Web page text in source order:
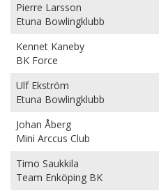
Pierre Larsson
Etuna Bowlingklubb
Kennet Kaneby
BK Force
Ulf Ekström
Etuna Bowlingklubb
Johan Åberg
Mini Arccus Club
Timo Saukkila
Team Enköping BK